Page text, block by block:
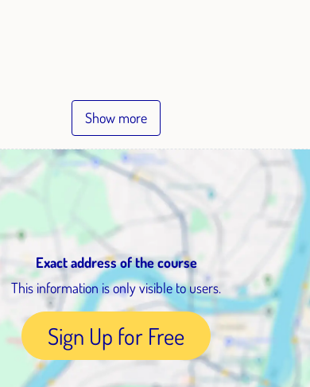
Show more
Exact address of the course
This information is only visible to users.
Sign Up for Free